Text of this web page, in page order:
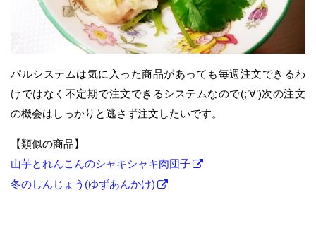
パルシステムは気に入った商品があっても毎週注文できるわ
けではなく不定期で注文できるシステムなので(;’∀’)次の注文
の機会はしっかりと逃さず注文したいです。
【類似の商品】
山芋とれんこんのシャキシャキ肉団子
冬のしんじょう(ゆずあんかけ)